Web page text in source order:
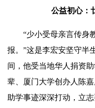
公益初心：
“少小受母亲言传身
报。”这是李宏安坚守半
间，他受当地华人捐资
辈、厦门大学创办人陈
助学事迹深深打动，立